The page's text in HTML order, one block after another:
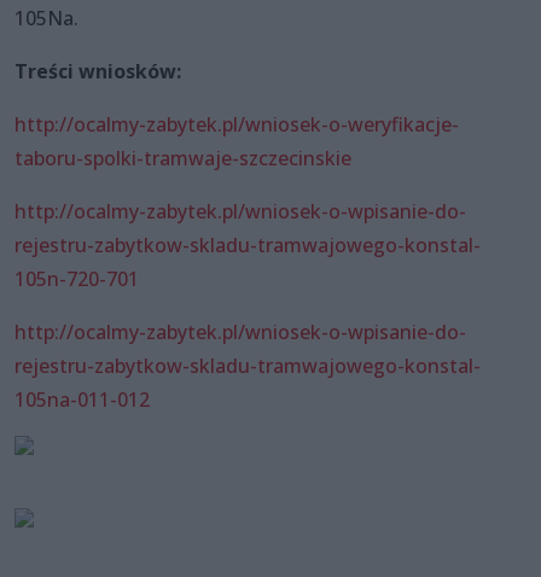
105Na.
Treści wniosków:
http://ocalmy-zabytek.pl/wniosek-o-weryfikacje-
taboru-spolki-tramwaje-szczecinskie
http://ocalmy-zabytek.pl/wniosek-o-wpisanie-do-
rejestru-zabytkow-skladu-tramwajowego-konstal-
105n-720-701
http://ocalmy-zabytek.pl/wniosek-o-wpisanie-do-
rejestru-zabytkow-skladu-tramwajowego-konstal-
105na-011-012